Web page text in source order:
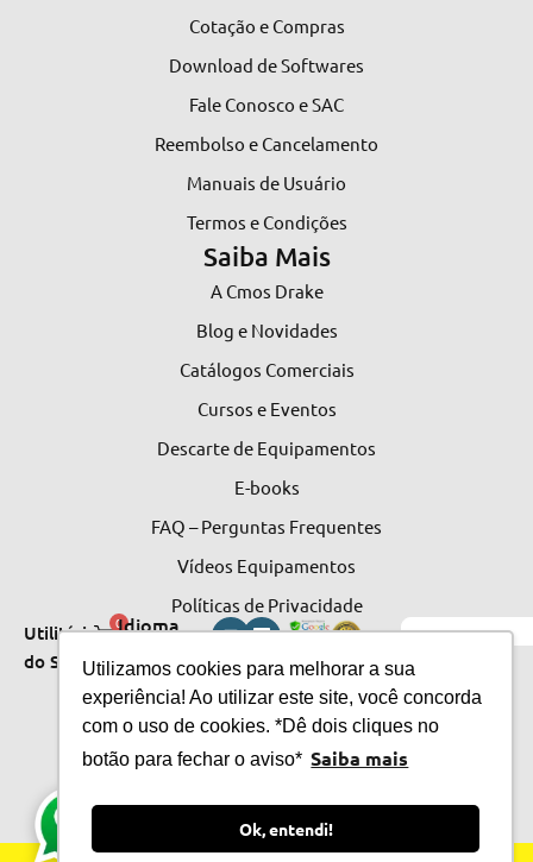
Utilizamos cookies para melhorar a sua
experiência! Ao utilizar este site, você concorda
com o uso de cookies. *Dê dois cliques no
botão para fechar o aviso* Saiba mais
Ok, entendi!
Cotação e Compras
Download de Softwares
Fale Conosco e SAC
Reembolso e Cancelamento
Manuais de Usuário
Termos e Condições
Saiba Mais
A Cmos Drake
Blog e Novidades
Catálogos Comerciais
Cursos e Eventos
Descarte de Equipamentos
E-books
FAQ – Perguntas Frequentes
Vídeos Equipamentos
Políticas de Privacidade
Utilitários
do Site
0Idioma
do Site
© 2026 CMOS Drake S.A. Todos os direitos reservados.